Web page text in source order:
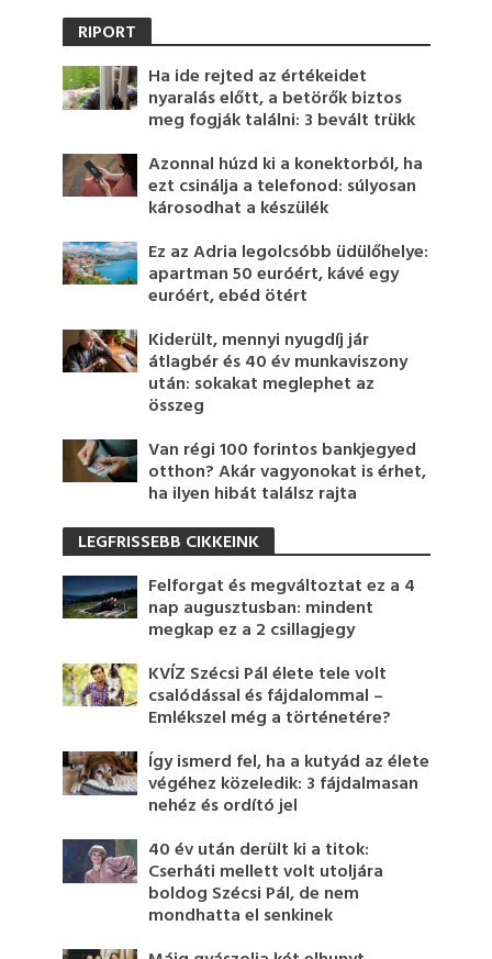
RIPORT
Ha ide rejted az értékeidet
nyaralás előtt, a betörők biztos
meg fogják találni: 3 bevált trükk
Azonnal húzd ki a konektorból, ha
ezt csinálja a telefonod: súlyosan
károsodhat a készülék
Ez az Adria legolcsóbb üdülőhelye:
apartman 50 euróért, kávé egy
euróért, ebéd ötért
Kiderült, mennyi nyugdíj jár
átlagbér és 40 év munkaviszony
után: sokakat meglephet az
összeg
Van régi 100 forintos bankjegyed
otthon? Akár vagyonokat is érhet,
ha ilyen hibát találsz rajta
LEGFRISSEBB CIKKEINK
Felforgat és megváltoztat ez a 4
nap augusztusban: mindent
megkap ez a 2 csillagjegy
KVÍZ Szécsi Pál élete tele volt
csalódással és fájdalommal –
Emlékszel még a történetére?
Így ismerd fel, ha a kutyád az élete
végéhez közeledik: 3 fájdalmasan
nehéz és ordító jel
40 év után derült ki a titok:
Cserháti mellett volt utoljára
boldog Szécsi Pál, de nem
mondhatta el senkinek